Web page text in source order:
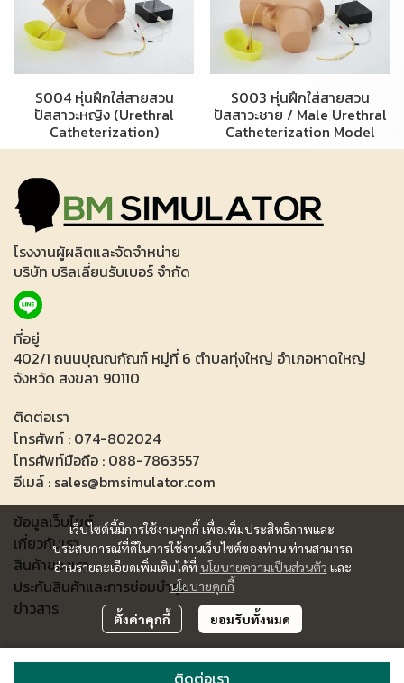
S004 หุ่นฝึกใส่สายสวน
ปัสสาวะหญิง (Urethral
Catheterization)
S003 หุ่นฝึกใส่สายสวน
ปัสสาวะชาย / Male Urethral
Catheterization Model
ติดต่อเรา
เว็บไซต์นี้มีการใช้งานคุกกี้ เพื่อเพิ่มประสิทธิภาพและ
ประสบการณ์ที่ดีในการใช้งานเว็บไซต์ของท่าน ท่านสามารถ
อ่านรายละเอียดเพิ่มเติมได้ที่ นโยบายความเป็นส่วนตัว และ
นโยบายคุกกี้
ตั้งค่าคุกกี้ ยอมรับทั้งหมด
โรงงานผู้ผลิตและจัดจำหน่าย
บริษัท บริลเลี่ยนรับเบอร์ จำกัด
ที่อยู่
402/1 ถนนปุณณกัณฑ์ หมู่ที่ 6 ตำบลทุ่งใหญ่ อำเภอหาดใหญ่
จังหวัด สงขลา 90110
ติดต่อเรา
โทรศัพท์ : 074-802024
โทรศัพท์มือถือ : 088-7863557
อีเมล์ : sales@bmsimulator.com
ข้อมูลเว็บไซต์
เกี่ยวกับเรา
สินค้าของเรา
ประกันสินค้าและการช่อมบำรุง
ข่าวสาร
Copyright 2023 All Rights Reserved.